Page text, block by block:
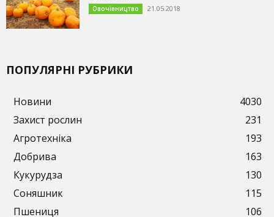
Овочівництво 21.05.2018
ПОПУЛЯРНІ РУБРИКИ
Новини
4030
Захист рослин
231
Агротехніка
193
Добрива
163
Кукурудза
130
Соняшник
115
Пшениця
106